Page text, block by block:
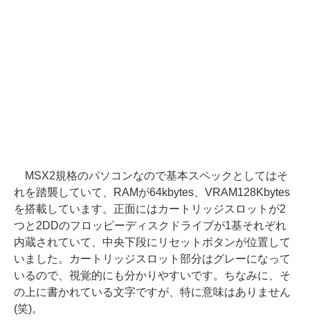
MSX2規格のパソコンなので基本スペックとしてはそ
れを踏襲していて、RAMが64kbytes、VRAM128Kbytes
を搭載しています。正面にはカートリッジスロットが2
つと2DDのフロッピーディスクドライブが1基それぞれ
内蔵されていて、中央下段にリセットボタンが位置して
いました。カートリッジスロット部分はグレーになって
いるので、視覚的にも分かりやすいです。ちなみに、そ
の上に書かれている文字ですが、特に意味はありません
(笑)。